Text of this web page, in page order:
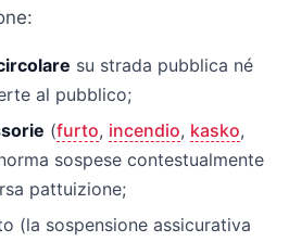
su strada pubblica né
al pubblico;
(furto, incendio, kasko,
sospese contestualmente
pattuizione;
(la sospensione assicurativa